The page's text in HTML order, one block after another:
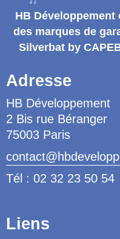
HB Développement
des marques de
Silverbat by
Adresse
HB Développement
2 Bis rue Béranger
75003 Paris
Tél : 02 32 23 50 54
Liens